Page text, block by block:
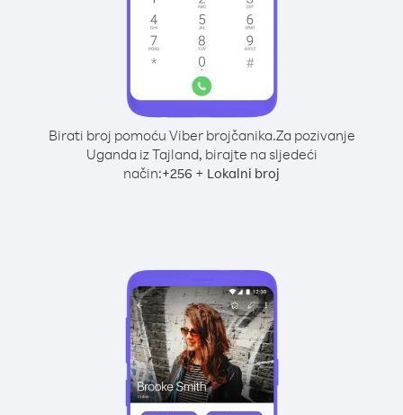
Birati broj pomoću Viber brojčanika.Za pozivanje
Uganda iz Tajland, birajte na sljedeći
način:+256 + Lokalni broj